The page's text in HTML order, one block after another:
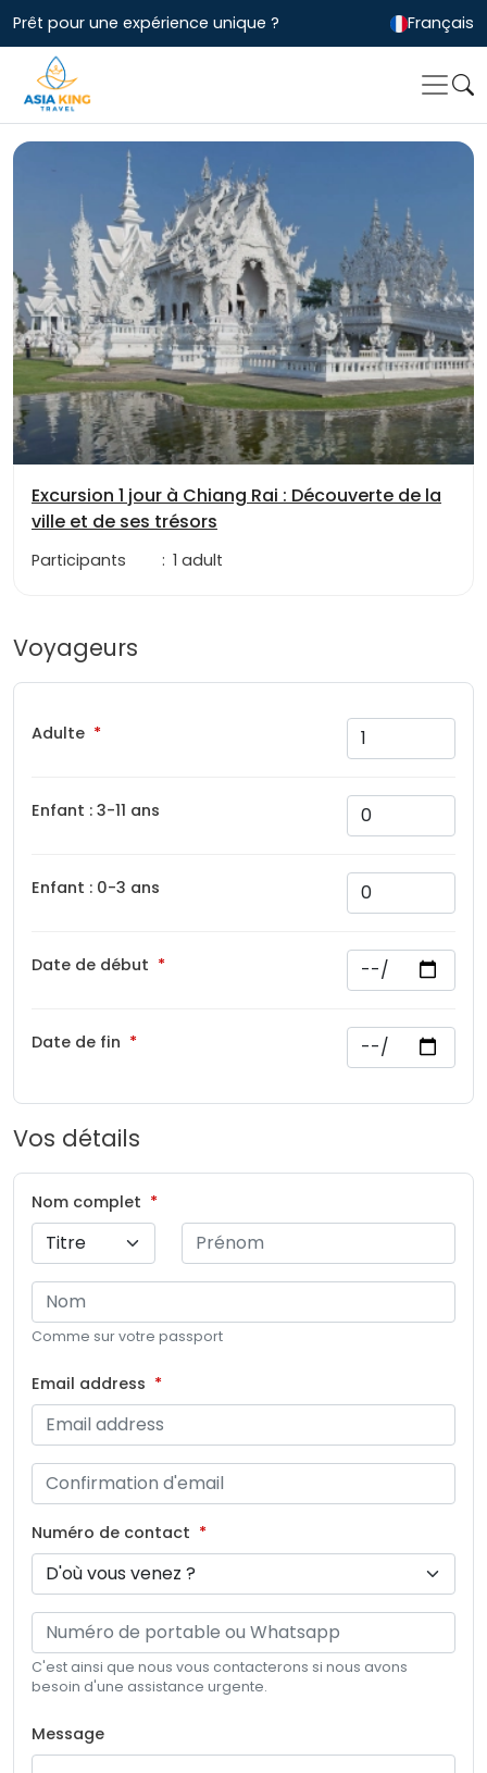
Prêt pour une expérience unique ? Français
Voyageurs
Adulte
Enfant : 3-11 ans
Enfant : 0-3 ans
Date de début
Date de fin
Vos détails
Nom complet
Comme sur votre passport
Email address
Numéro de contact
C'est ainsi que nous vous contacterons si nous avons
besoin d'une assistance urgente.
Message
Excursion 1 jour à Chiang Rai : Découverte de la
ville et de ses trésors
Participants : 1 adult